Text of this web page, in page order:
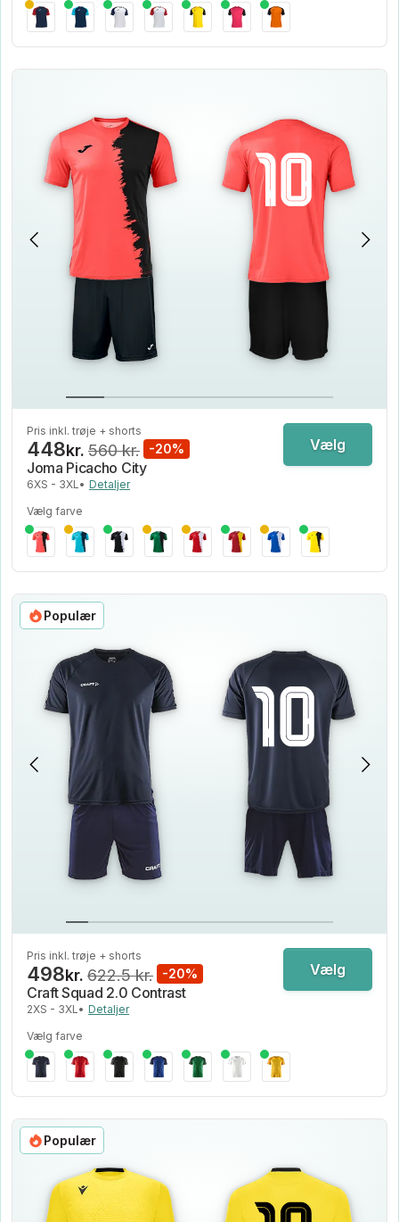
Pris inkl. trøje + shorts
448kr. 560 kr. -20%
Joma Picacho City
6XS - 3XL• Detaljer
Vælg
Vælg farve
Populær
Pris inkl. trøje + shorts
498kr. 622.5 kr. -20%
Craft Squad 2.0 Contrast
2XS - 3XL• Detaljer
Vælg
Vælg farve
Populær